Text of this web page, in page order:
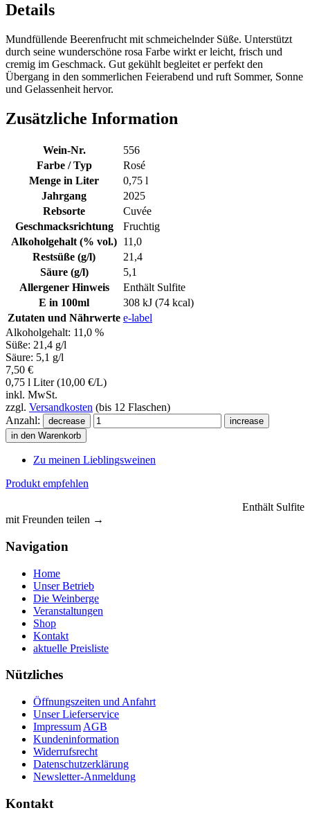
Details
Mundfüllende Beerenfrucht mit schmeichelnder Süße. Unterstützt
durch seine wunderschöne rosa Farbe wirkt er leicht, frisch und
cremig im Geschmack. Gut gekühlt begleitet er perfekt den
Übergang in den sommerlichen Feierabend und ruft Sommer, Sonne
und Gelassenheit hervor.
Zusätzliche Information
Wein-Nr.
556
Farbe / Typ
Rosé
Menge in Liter
0,75 l
Jahrgang
2025
Rebsorte
Cuvée
Geschmacksrichtung
Fruchtig
Alkoholgehalt (% vol.) 11,0
Restsüße (g/l)
21,4
Säure (g/l)
5,1
Allergener Hinweis
Enthält Sulfite
E in 100ml
308 kJ (74 kcal)
Zutaten und Nährwerte e-label
Alkoholgehalt: 11,0 %
Süße: 21,4 g/l
Säure: 5,1 g/l
7,50 €
0,75 l Liter (10,00 €/L)
inkl. MwSt.
zzgl. Versandkosten (bis 12 Flaschen)
Anzahl:
in den Warenkorb
Zu meinen Lieblingsweinen
Produkt empfehlen
Enthält Sulfite
mit Freunden teilen →
Navigation
Home
Unser Betrieb
Die Weinberge
Veranstaltungen
Shop
Kontakt
aktuelle Preisliste
Nützliches
Öffnungszeiten und Anfahrt
Unser Lieferservice
Impressum AGB
Kundeninformation
Widerrufsrecht
Datenschutzerklärung
Newsletter-Anmeldung
Kontakt